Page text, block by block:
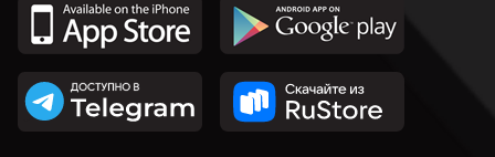
16 мм
18 мм